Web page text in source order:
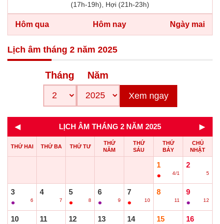
(17h-19h), Hợi (21h-23h)
Hôm qua Hôm nay Ngày mai
Lịch âm tháng 2 năm 2025
Tháng Năm
Xem ngay
◄ LỊCH ÂM THÁNG 2 NĂM 2025 ►
THỨ HAI THỨ BA THỨ TƯ
THỨ
NĂM
THỨ
SÁU
THỨ
BẢY
CHỦ
NHẬT
1
●
4/1
2
5
3
●
6
4
7
5
●
8
6
●
9
7
●
10
8
11
9
●
12
10
11
12
13
14
15
16